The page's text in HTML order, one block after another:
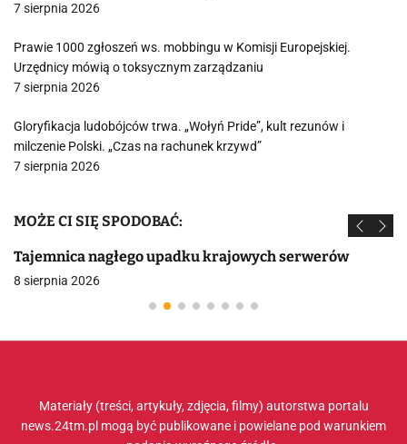
7 sierpnia 2026
Prawie 1000 zgłoszeń ws. mobbingu w Komisji Europejskiej.
Urzędnicy mówią o toksycznym zarządzaniu
7 sierpnia 2026
Gloryfikacja ludobójców trwa. „Wołyń Pride”, kult rezunów i
milczenie Polski. „Czas na rachunek krzywd”
7 sierpnia 2026
MOŻE CI SIĘ SPODOBAĆ:
Tajemnica nagłego upadku krajowych serwerów
8 sierpnia 2026
Materiały (treści, artykuły, zdjęcia, filmy) autorstwa portalu
news.24tm.pl mogą być publikowane i powielane pod warunkiem